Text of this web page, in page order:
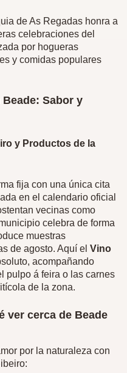
de As Regadas honra a
celebraciones del
por hogueras
y comidas populares
Sabor y
y Productos de la
fija con una única cita
en el calendario oficial
vecinas como
celebra de forma
muestras
de agosto. Aquí el Vino
acompañando
pulpo á feira o las carnes
de la zona.
ver cerca de Beade
por la naturaleza con